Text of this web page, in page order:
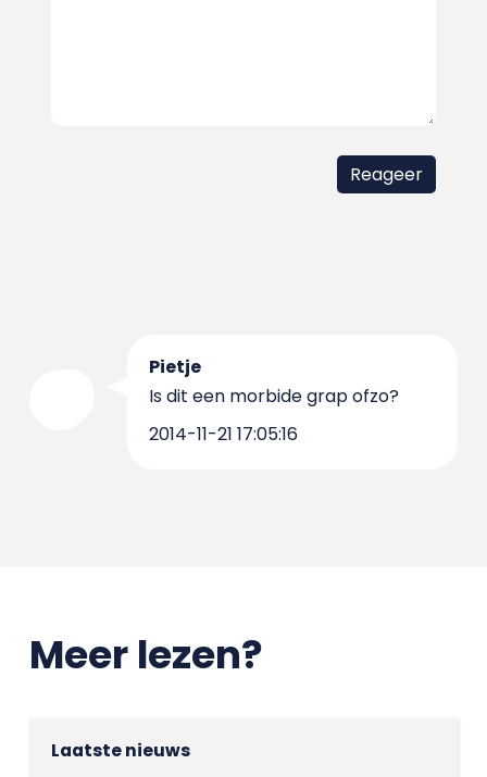
Pietje
Is dit een morbide grap ofzo?
2014-11-21 17:05:16
Meer lezen?
Laatste nieuws